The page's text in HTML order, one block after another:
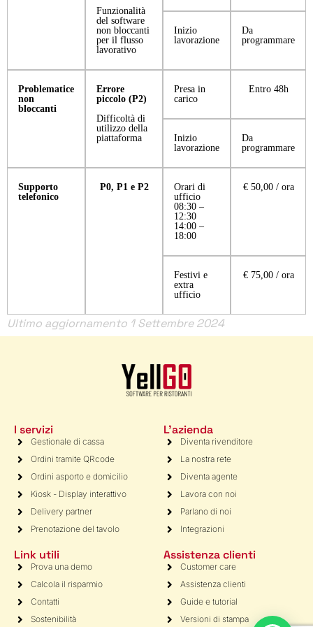
Funzionalità
del software
non bloccanti
per il flusso
lavorativo
Inizio
lavorazione
Da
programmare
Problematice
non
bloccanti
Errore
piccolo (P2)
Difficoltà di
utilizzo della
piattaforma
Presa in
carico
Entro 48h
Inizio
lavorazione
Da
programmare
Supporto
telefonico
P0, P1 e P2
Orari di
ufficio
08:30 –
12:30
14:00 –
18:00
€ 50,00 / ora
Festivi e
extra
ufficio
€ 75,00 / ora
Ultimo aggiornamento 1 Settembre 2024
I servizi
Gestionale di cassa
Ordini tramite QRcode
Ordini asporto e domicilio
Kiosk - Display interattivo
Delivery partner
Prenotazione del tavolo
L'azienda
Diventa rivenditore
La nostra rete
Diventa agente
Lavora con noi
Parlano di noi
Integrazioni
Link utili
Prova una demo
Calcola il risparmio
Contatti
Sostenibilità
Assistenza clienti
Customer care
Assistenza clienti
Guide e tutorial
Versioni di stampa